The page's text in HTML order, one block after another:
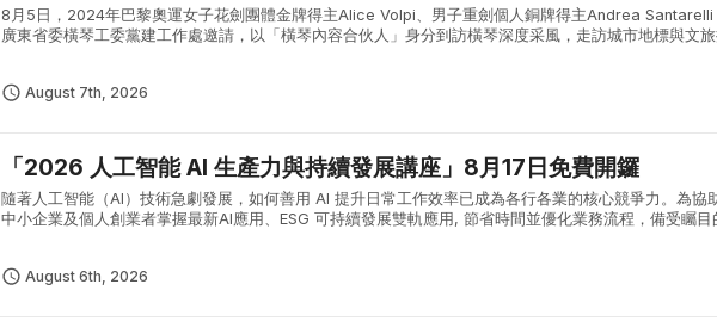
8月5日，2024年巴黎奧運女子花劍團體金牌得主Alice Volpi、男子重劍個人銅牌得主Andrea Santarelli
廣東省委橫琴工委黨建工作處邀請，以「橫琴內容合伙人」身分到訪橫琴深度采風，走訪城市地標與文
August 7th, 2026
「2026 人工智能 AI 生產力與持續發展講座」8月17日免費開鑼
隨著人工智能（AI）技術急劇發展，如何善用 AI 提升日常工作效率已成為各行各業的核心競爭力。為協
中小企業及個人創業者掌握最新AI應用、ESG 可持續發展雙軌應用, 節省時間並優化業務流程，備受矚目
August 6th, 2026